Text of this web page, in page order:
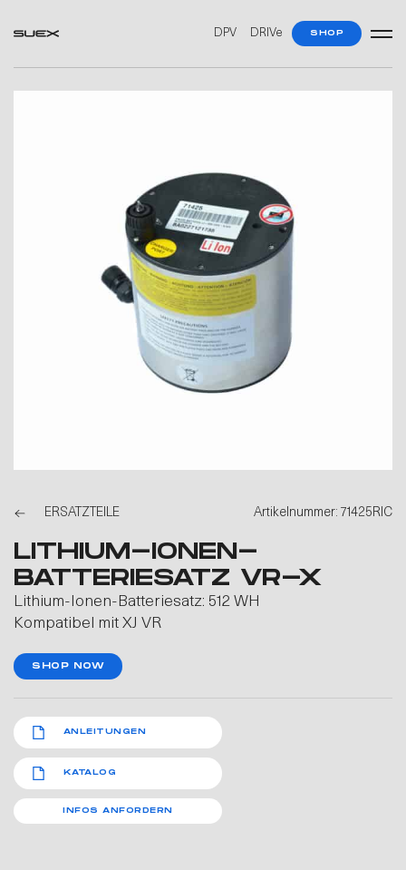
DPV DRIVe SHOP
ERSATZTEILE Artikelnummer: 71425RIC
LITHIUM-IONEN-
BATTERIESATZ VR-X
Lithium-Ionen-Batteriesatz: 512 WH
Kompatibel mit XJ VR
SHOP NOW
ANLEITUNGEN
KATALOG
INFOS ANFORDERN